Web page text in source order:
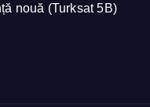
nouă (Turksat 5B)